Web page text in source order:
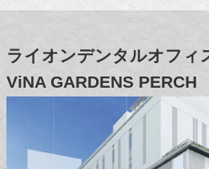
ライオンデンタルオフィ
ViNA GARDENS PERCH